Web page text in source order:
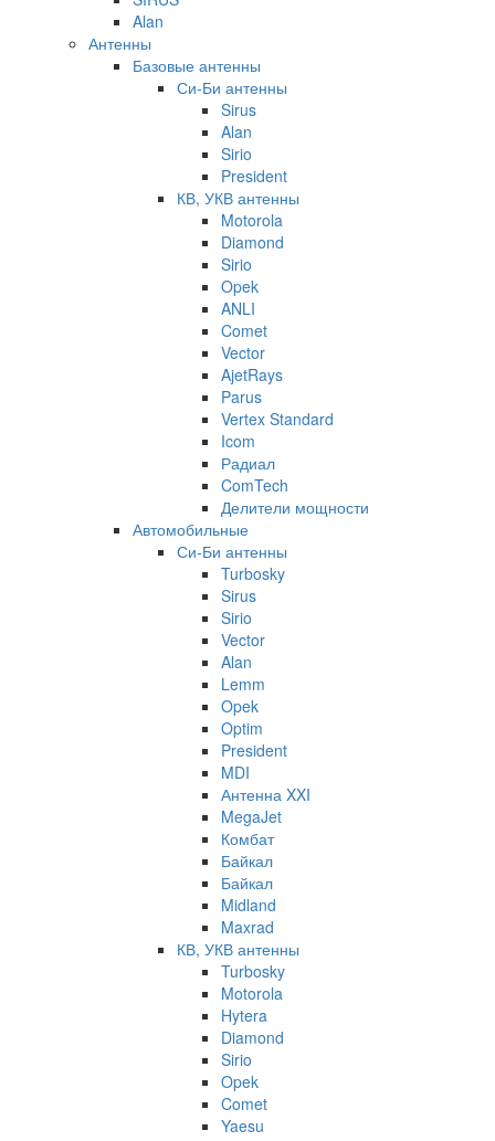
Alan
Антенны
Базовые антенны
Си-Би антенны
Sirus
Alan
Sirio
President
КВ, УКВ антенны
Motorola
Diamond
Sirio
Opek
ANLI
Comet
Vector
AjetRays
Parus
Vertex Standard
Icom
Радиал
ComTech
Делители мощности
Автомобильные
Си-Би антенны
Turbosky
Sirus
Sirio
Vector
Alan
Lemm
Opek
Optim
President
MDI
Антенна XXI
MegaJet
Комбат
Байкал
Байкал
Midland
Maxrad
КВ, УКВ антенны
Turbosky
Motorola
Hytera
Diamond
Sirio
Opek
Comet
Yaesu